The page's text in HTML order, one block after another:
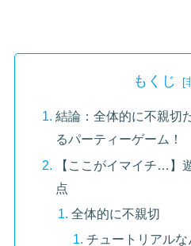
もくじ
結論：全体的に不親切
るパーティーゲーム！
【ここがイマイチ…】
点
全体的に不親切
チュートリアル